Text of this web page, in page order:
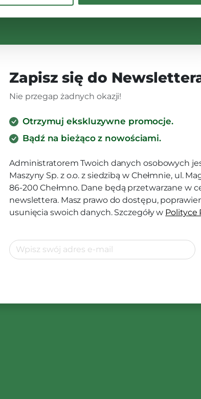
Zapisz się do
Nie przegap żadnych okazji!
Otrzymuj ekskluzywne promocje.
Bądź na bieżąco z nowościami.
Administratorem Twoich danych osobowych
Maszyny Sp. z o.o. z siedzibą w Chełmnie, ul.
86-200 Chełmno. Dane będą przetwarzane w
newslettera. Masz prawo do dostępu,
usunięcia swoich danych. Szczegóły w Polityce